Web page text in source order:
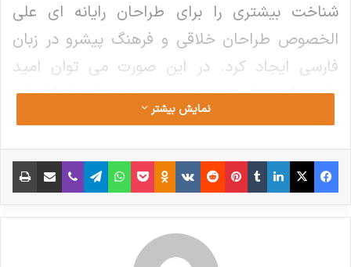
شناخت بیشتری را برای طراحان رایانه ای علی
الخصوص طراحان خلاقی و فرهنگ پیشرو در زبان
فارسی ایجاد کرد. در این صورت می توان امید
داشت که تمام و دشواری موجود در ارائه راهکارها و
شرایط سخت تایپ به پایان رسد وزمان مورد نیاز
شامل حروفچینی دستاوردهای اصلی و جوابگوی
سوالات پیوسته اهل دنیای موجود طراحی اساسا
نمایش بیشتر
فیس بوک X لینکدین
‫تامبلر‫پین‌ترست
‫رددیت‫VKontakte
‫Odnoklassniki
پاکتواتس آپ تلگراموایبر اشتراک گذاری از طریق ایمیل